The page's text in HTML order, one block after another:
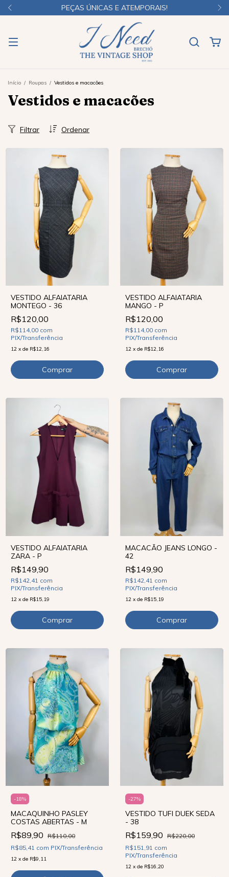
PEÇAS ÚNICAS E ATEMPORAIS!
Início / Roupas / Vestidos e macacões
Vestidos e macacões
Ordenar
Filtrar
VESTIDO ALFAIATARIA
MONTEGO - 36
R$120,00
R$114,00 com
PIX/Transferência
12 x de R$12,16
VESTIDO ALFAIATARIA
MANGO - P
R$120,00
R$114,00 com
PIX/Transferência
12 x de R$12,16
VESTIDO ALFAIATARIA
ZARA - P
R$149,90
R$142,41 com
PIX/Transferência
12 x de R$15,19
MACACÃO JEANS LONGO -
42
R$149,90
R$142,41 com
PIX/Transferência
12 x de R$15,19
-18%
MACAQUINHO PASLEY
COSTAS ABERTAS - M
R$89,90 R$110,00
R$85,41 com PIX/Transferência
12 x de R$9,11
-27%
VESTIDO TUFI DUEK SEDA
- 38
R$159,90 R$220,00
R$151,91 com
PIX/Transferência
12 x de R$16,20